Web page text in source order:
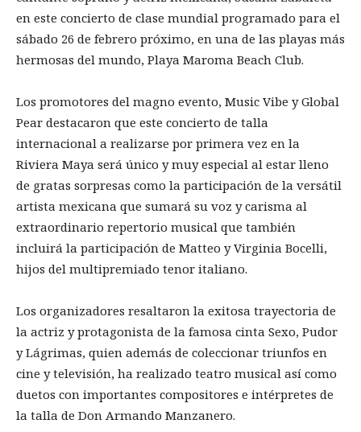
en este concierto de clase mundial programado para el
sábado 26 de febrero próximo, en una de las playas más
hermosas del mundo, Playa Maroma Beach Club.
Los promotores del magno evento, Music Vibe y Global
Pear destacaron que este concierto de talla
internacional a realizarse por primera vez en la
Riviera Maya será único y muy especial al estar lleno
de gratas sorpresas como la participación de la versátil
artista mexicana que sumará su voz y carisma al
extraordinario repertorio musical que también
incluirá la participación de Matteo y Virginia Bocelli,
hijos del multipremiado tenor italiano.
Los organizadores resaltaron la exitosa trayectoria de
la actriz y protagonista de la famosa cinta Sexo, Pudor
y Lágrimas, quien además de coleccionar triunfos en
cine y televisión, ha realizado teatro musical así como
duetos con importantes compositores e intérpretes de
la talla de Don Armando Manzanero.